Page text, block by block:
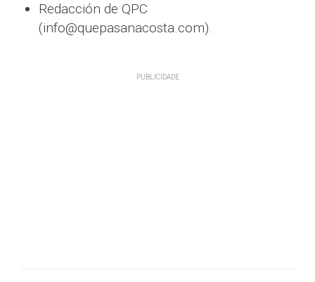
Redacción de QPC
(info@quepasanacosta.com).